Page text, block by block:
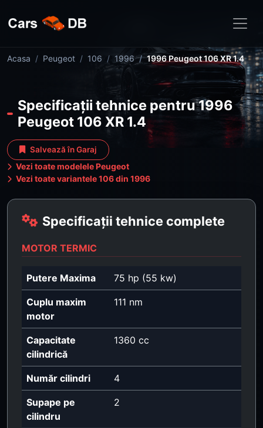
Acasa Peugeot 106 1996 1996 Peugeot 106 XR 1.4
Specificații tehnice pentru 1996
Peugeot 106 XR 1.4
Salvează în Garaj
Vezi toate modelele Peugeot
Vezi toate variantele 106 din 1996
Specificații tehnice complete
MOTOR TERMIC
Putere Maxima 75 hp (55 kw)
Cuplu maxim
motor
111 nm
Capacitate
cilindrică
1360 cc
Număr cilindri 4
Supape pe
cilindru
2